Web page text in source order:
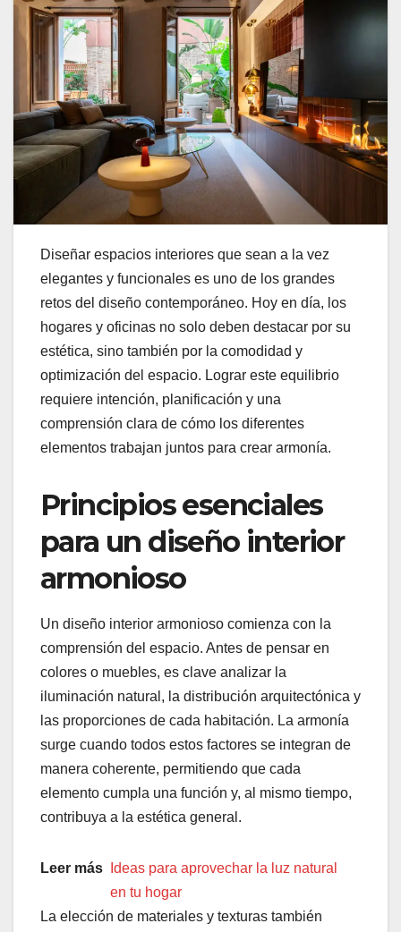
Diseñar espacios interiores que sean a la vez
elegantes y funcionales es uno de los grandes
retos del diseño contemporáneo. Hoy en día, los
hogares y oficinas no solo deben destacar por su
estética, sino también por la comodidad y
optimización del espacio. Lograr este equilibrio
requiere intención, planificación y una
comprensión clara de cómo los diferentes
elementos trabajan juntos para crear armonía.
Principios esenciales
para un diseño interior
armonioso
Un diseño interior armonioso comienza con la
comprensión del espacio. Antes de pensar en
colores o muebles, es clave analizar la
iluminación natural, la distribución arquitectónica y
las proporciones de cada habitación. La armonía
surge cuando todos estos factores se integran de
manera coherente, permitiendo que cada
elemento cumpla una función y, al mismo tiempo,
contribuya a la estética general.
Leer más
Ideas para aprovechar la luz natural
en tu hogar
La elección de materiales y texturas también